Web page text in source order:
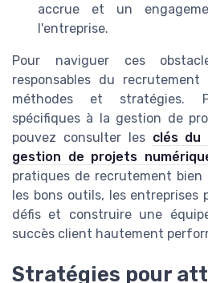
accrue et un
l'entreprise.
Pour naviguer ces
responsables du
méthodes et stratégies.
spécifiques à la gestion de
pouvez consulter les clés du
gestion de projets
pratiques de recrutement
les bons outils, les
défis et construire une
succès client hautement
Stratégies pour